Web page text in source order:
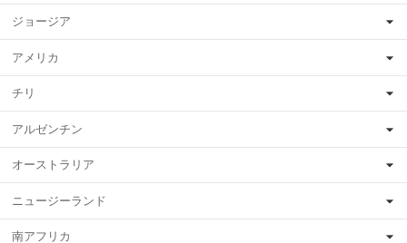
ジョージア
アメリカ
チリ
アルゼンチン
オーストラリア
ニュージーランド
南アフリカ